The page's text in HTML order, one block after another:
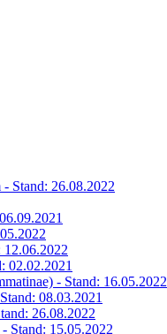
Stand: 26.08.2022
12.06.2022
02.02.2021
- Stand: 16.05.2022
08.03.2021
26.08.2022
Stand: 15.05.2022